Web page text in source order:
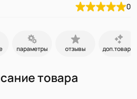
0
параметры отзывы доп.товары
товара